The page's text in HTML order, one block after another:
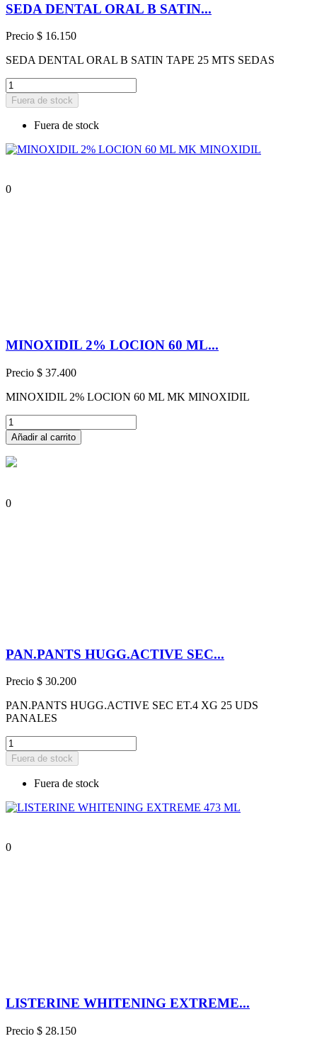
SEDA DENTAL ORAL B SATIN...
Precio $ 16.150
SEDA DENTAL ORAL B SATIN TAPE 25 MTS SEDAS
Fuera de stock
Fuera de stock
0
MINOXIDIL 2% LOCION 60 ML...
Precio $ 37.400
MINOXIDIL 2% LOCION 60 ML MK MINOXIDIL
Añadir al carrito
0
PAN.PANTS HUGG.ACTIVE SEC...
Precio $ 30.200
PAN.PANTS HUGG.ACTIVE SEC ET.4 XG 25 UDS
PANALES
Fuera de stock
Fuera de stock
0
LISTERINE WHITENING EXTREME...
Precio $ 28.150